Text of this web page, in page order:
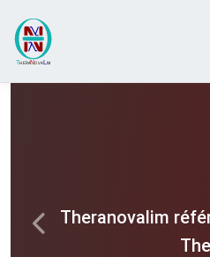
Theranovalim
Previous